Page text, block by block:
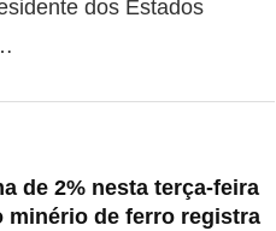
dos Estados
de 2% nesta terça-feira
minério de ferro registra